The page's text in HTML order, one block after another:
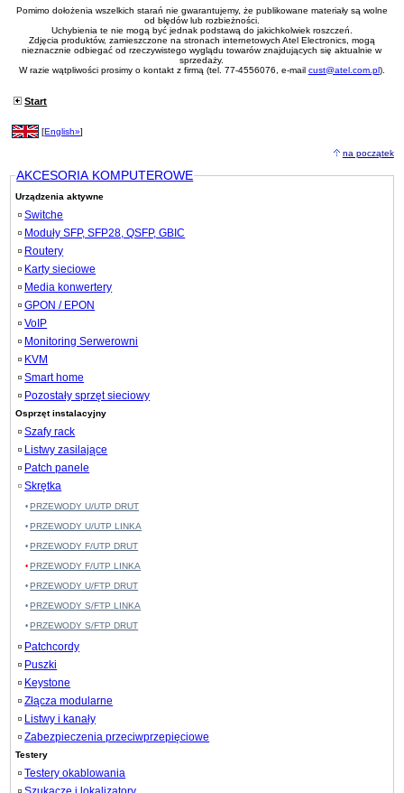
Pomimo dołożenia wszelkich starań nie gwarantujemy, że publikowane materiały są wolne
od błędów lub rozbieżności.
Uchybienia te nie mogą być jednak podstawą do jakichkolwiek roszczeń.
Zdjęcia produktów, zamieszczone na stronach internetowych Atel Electronics, mogą
nieznacznie odbiegać od rzeczywistego wyglądu towarów znajdujących się aktualnie w
sprzedaży.
W razie wątpliwości prosimy o kontakt z firmą (tel. 77-4556076, e-mail cust@atel.com.pl).
Start
[English»]
na początek
AKCESORIA KOMPUTEROWE
Urządzenia aktywne
Switche
Moduły SFP, SFP28, QSFP, GBIC
Routery
Karty sieciowe
Media konwertery
GPON / EPON
VoIP
Monitoring Serwerowni
KVM
Smart home
Pozostały sprzęt sieciowy
Osprzęt instalacyjny
Szafy rack
Listwy zasilające
Patch panele
Skrętka
PRZEWODY U/UTP DRUT
PRZEWODY U/UTP LINKA
PRZEWODY F/UTP DRUT
PRZEWODY F/UTP LINKA
PRZEWODY U/FTP DRUT
PRZEWODY S/FTP LINKA
PRZEWODY S/FTP DRUT
Patchcordy
Puszki
Keystone
Złącza modularne
Listwy i kanały
Zabezpieczenia przeciwprzepięciowe
Testery
Testery okablowania